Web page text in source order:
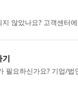
않았나요? 고객센터
기
필요하신가요? 기업/